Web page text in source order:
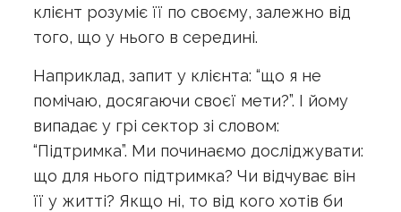
клієнт розуміє її по своєму, залежно від
того, що у нього в середині.
Наприклад, запит у клієнта: “що я не
помічаю, досягаючи своєї мети?”. І йому
випадає у грі сектор зі словом:
“Підтримка”. Ми починаємо досліджувати:
що для нього підтримка? Чи відчуває він
її у житті? Якщо ні, то від кого хотів би